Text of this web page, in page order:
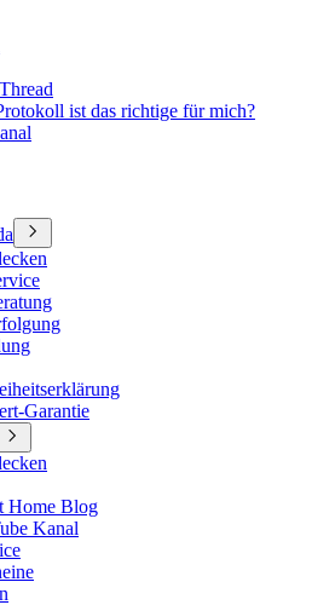
ist das richtige für mich?
Garantie
Home Blog
Kanal